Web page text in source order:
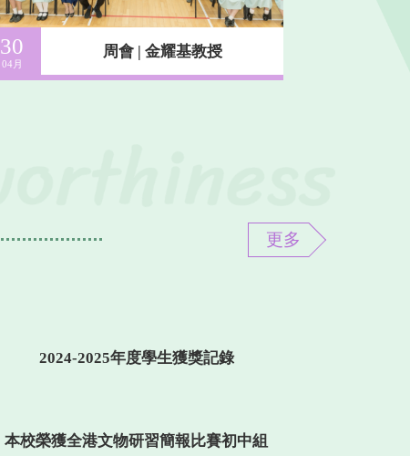
30
04月
周會 | 金耀基教授
更多
2026年度中學文憑考試本校成績摘要
第三屆 ESG 人工智能垂直耕種比賽
慈恩基金會學業進步獎獎學金頒獎禮
2025-2026年度學生獲獎記錄
2024-2025年度學生獲獎記錄
本校榮獲全港文物研習簡報比賽初中組
2024-2025“伴你高飛”獎勵計劃得獎名單
本校畢業生黎卓臻及蘇建庚榮獲「領展
香港大學MACHSAA全港中國歷史研習